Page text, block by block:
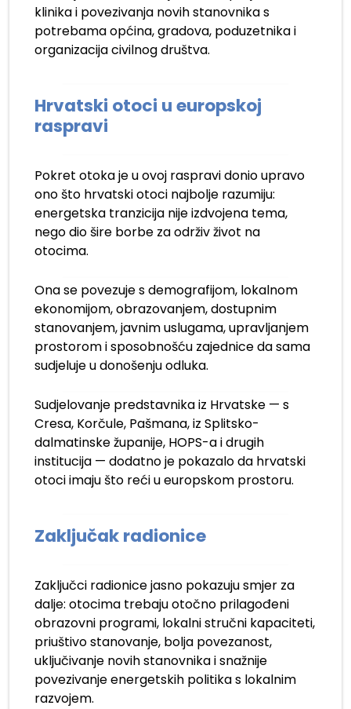
klinika i povezivanja novih stanovnika s
potrebama općina, gradova, poduzetnika i
organizacija civilnog društva.
Hrvatski otoci u europskoj
raspravi
Pokret otoka je u ovoj raspravi donio upravo
ono što hrvatski otoci najbolje razumiju:
energetska tranzicija nije izdvojena tema,
nego dio šire borbe za održiv život na
otocima.
Ona se povezuje s demografijom, lokalnom
ekonomijom, obrazovanjem, dostupnim
stanovanjem, javnim uslugama, upravljanjem
prostorom i sposobnošću zajednice da sama
sudjeluje u donošenju odluka.
Sudjelovanje predstavnika iz Hrvatske — s
Cresa, Korčule, Pašmana, iz Splitsko-
dalmatinske županije, HOPS-a i drugih
institucija — dodatno je pokazalo da hrvatski
otoci imaju što reći u europskom prostoru.
Zaključak radionice
Zaključci radionice jasno pokazuju smjer za
dalje: otocima trebaju otočno prilagođeni
obrazovni programi, lokalni stručni kapaciteti,
priuštivo stanovanje, bolja povezanost,
uključivanje novih stanovnika i snažnije
povezivanje energetskih politika s lokalnim
razvojem.